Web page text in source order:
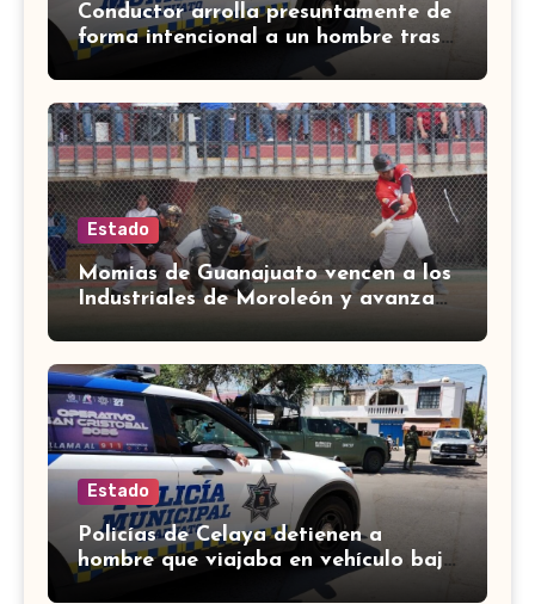
Conductor arrolla presuntamente de
forma intencional a un hombre tras
una riña en Celaya
Estado
Momias de Guanajuato vencen a los
Industriales de Moroleón y avanzan
a la final estatal de béisbol
Estado
Policías de Celaya detienen a
hombre que viajaba en vehículo bajo
investigación